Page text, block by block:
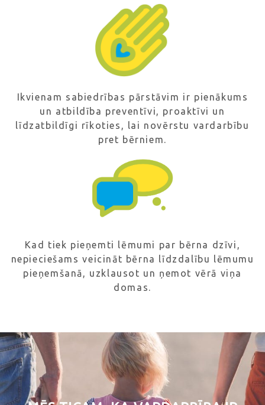
Ikvienam sabiedrības pārstāvim ir pienākums
un atbildība preventīvi, proaktīvi un
līdzatbildīgi rīkoties, lai novērstu vardarbību
pret bērniem.
Kad tiek pieņemti lēmumi par bērna dzīvi,
nepieciešams veicināt bērna līdzdalību lēmumu
pieņemšanā, uzklausot un ņemot vērā viņa
domas.